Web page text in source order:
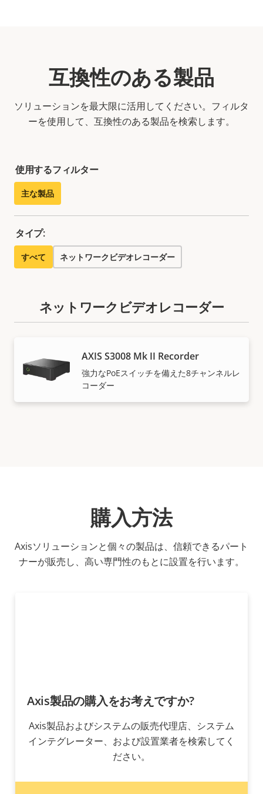
互換性のある製品
ソリューションを最大限に活用してください。フィルタ
ーを使用して、互換性のある製品を検索します。
使用するフィルター
主な製品
タイプ:
すべて ネットワークビデオレコーダー
ネットワークビデオレコーダー
AXIS S3008 Mk II Recorder
強力なPoEスイッチを備えた8チャンネルレ
コーダー
購入方法
Axisソリューションと個々の製品は、信頼できるパート
ナーが販売し、高い専門性のもとに設置を行います。
Axis製品の購入をお考えですか?
Axis製品およびシステムの販売代理店、システム
インテグレーター、および設置業者を検索してく
ださい。